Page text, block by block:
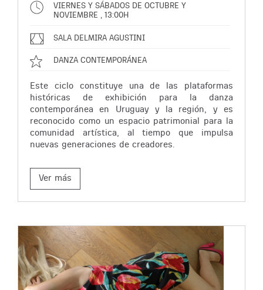
VIERNES Y SÁBADOS DE OCTUBRE Y
NOVIEMBRE , 13:00H
SALA DELMIRA AGUSTINI
DANZA CONTEMPORÁNEA
Este ciclo constituye una de las plataformas
históricas de exhibición para la danza
contemporánea en Uruguay y la región, y es
reconocido como un espacio patrimonial para la
comunidad artística, al tiempo que impulsa
nuevas generaciones de creadores.
Ver más